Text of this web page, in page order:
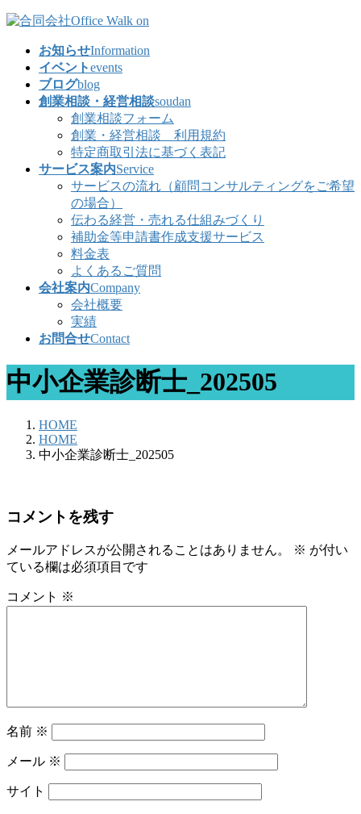
コ
ナ
お知らせInformation
イベントevents
ブログblog
創業相談・経営相談soudan
創業相談フォーム
創業・経営相談 利用規約
特定商取引法に基づく表記
サービス案内Service
サービスの流れ（顧問コンサルティングをご希望
の場合）
伝わる経営・売れる仕組みづくり
補助金等申請書作成支援サービス
料金表
よくあるご質問
会社案内Company
会社概要
実績
お問合せContact
中小企業診断士_202505
HOME
HOME
中小企業診断士_202505
コメントを残す
メールアドレスが公開されることはありません。 ※ が付い
ている欄は必須項目です
コメント ※
名前 ※
メール ※
サイト